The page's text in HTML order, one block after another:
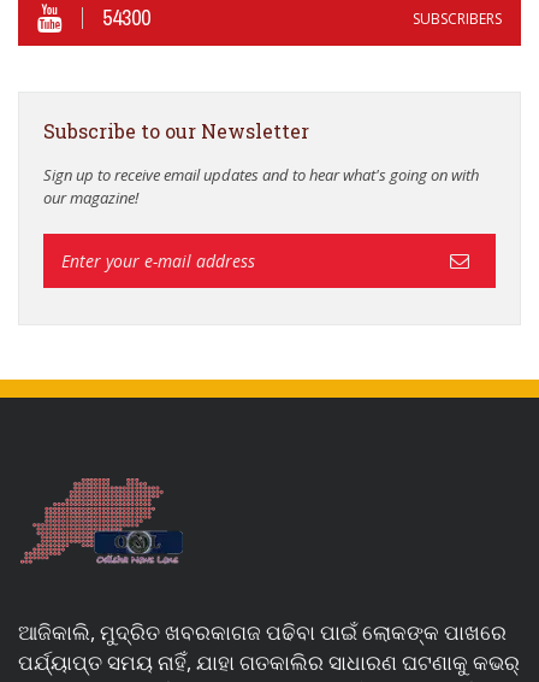
54300 SUBSCRIBERS
Subscribe to our Newsletter
Sign up to receive email updates and to hear what's going on with
our magazine!
ଆଜିକାଲି, ମୁଦ୍ରିତ ଖବରକାଗଜ ପଢିବା ପାଇଁ ଲୋକଙ୍କ ପାଖରେ
ପର୍ଯ୍ୟାପ୍ତ ସମୟ ନାହିଁ, ଯାହା ଗତକାଲିର ସାଧାରଣ ଘଟଣାକୁ କଭର୍